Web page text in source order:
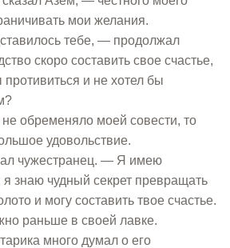
мои желания.
тебе, — продолжал
скоро составить свое счастье,
и не хотел бы
обременяло моей совести, то
удовольствие.
чужестранец. — Я имею
я знаю чудный секрет превращать
и могу составить твое счастье.
раньше в своей лавке.
много думал о его